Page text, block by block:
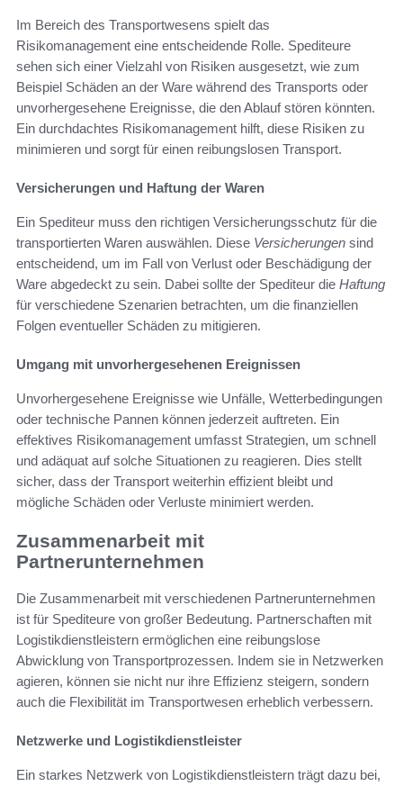
Im Bereich des Transportwesens spielt das
Risikomanagement eine entscheidende Rolle. Spediteure
sehen sich einer Vielzahl von Risiken ausgesetzt, wie zum
Beispiel Schäden an der Ware während des Transports oder
unvorhergesehene Ereignisse, die den Ablauf stören könnten.
Ein durchdachtes Risikomanagement hilft, diese Risiken zu
minimieren und sorgt für einen reibungslosen Transport.
Versicherungen und Haftung der Waren
Ein Spediteur muss den richtigen Versicherungsschutz für die
transportierten Waren auswählen. Diese Versicherungen sind
entscheidend, um im Fall von Verlust oder Beschädigung der
Ware abgedeckt zu sein. Dabei sollte der Spediteur die Haftung
für verschiedene Szenarien betrachten, um die finanziellen
Folgen eventueller Schäden zu mitigieren.
Umgang mit unvorhergesehenen Ereignissen
Unvorhergesehene Ereignisse wie Unfälle, Wetterbedingungen
oder technische Pannen können jederzeit auftreten. Ein
effektives Risikomanagement umfasst Strategien, um schnell
und adäquat auf solche Situationen zu reagieren. Dies stellt
sicher, dass der Transport weiterhin effizient bleibt und
mögliche Schäden oder Verluste minimiert werden.
Zusammenarbeit mit
Partnerunternehmen
Die Zusammenarbeit mit verschiedenen Partnerunternehmen
ist für Spediteure von großer Bedeutung. Partnerschaften mit
Logistikdienstleistern ermöglichen eine reibungslose
Abwicklung von Transportprozessen. Indem sie in Netzwerken
agieren, können sie nicht nur ihre Effizienz steigern, sondern
auch die Flexibilität im Transportwesen erheblich verbessern.
Netzwerke und Logistikdienstleister
Ein starkes Netzwerk von Logistikdienstleistern trägt dazu bei,